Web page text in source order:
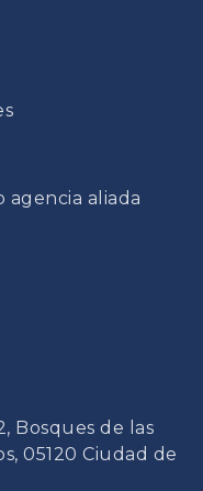
agencia aliada
Bosques de las
05120 Ciudad de